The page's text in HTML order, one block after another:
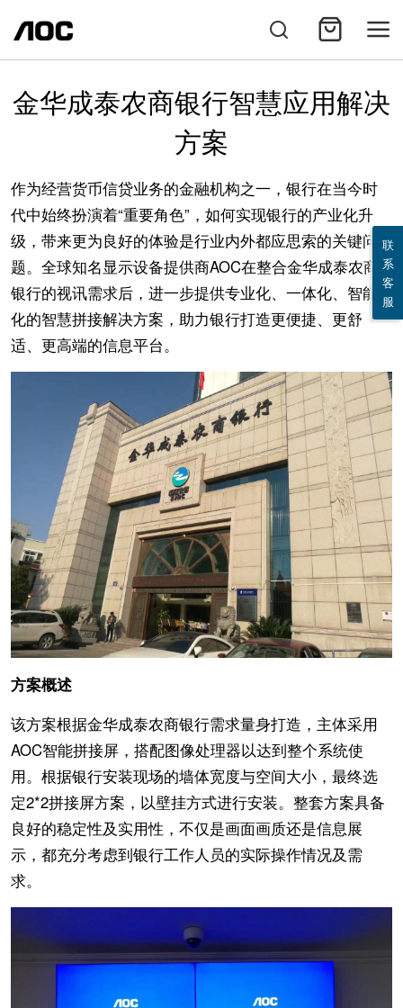
金华成泰农商银行智慧应用解决
方案
作为经营货币信贷业务的金融机构之一，银行在当今时
代中始终扮演着“重要角色”，如何实现银行的产业化升
级，带来更为良好的体验是行业内外都应思索的关键问
题。全球知名显示设备提供商AOC在整合金华成泰农商
银行的视讯需求后，进一步提供专业化、一体化、智能
化的智慧拼接解决方案，助力银行打造更便捷、更舒
适、更高端的信息平台。
方案概述
该方案根据金华成泰农商银行需求量身打造，主体采用
AOC智能拼接屏，搭配图像处理器以达到整个系统使
用。根据银行安装现场的墙体宽度与空间大小，最终选
定2*2拼接屏方案，以壁挂方式进行安装。整套方案具备
良好的稳定性及实用性，不仅是画面画质还是信息展
示，都充分考虑到银行工作人员的实际操作情况及需
求。
联
系
客
服